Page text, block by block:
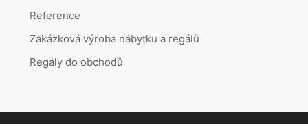
Reference
Zakázková výroba nábytku a regálů
Regály do obchodů